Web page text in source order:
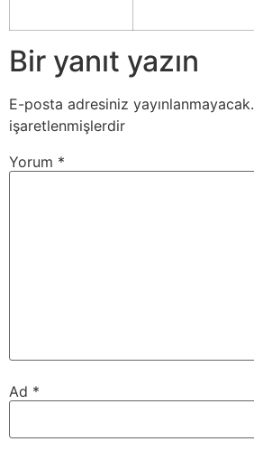
Bir yanıt yazın
E-posta adresiniz yayınlanmayacak.
işaretlenmişlerdir
Yorum *
Ad *